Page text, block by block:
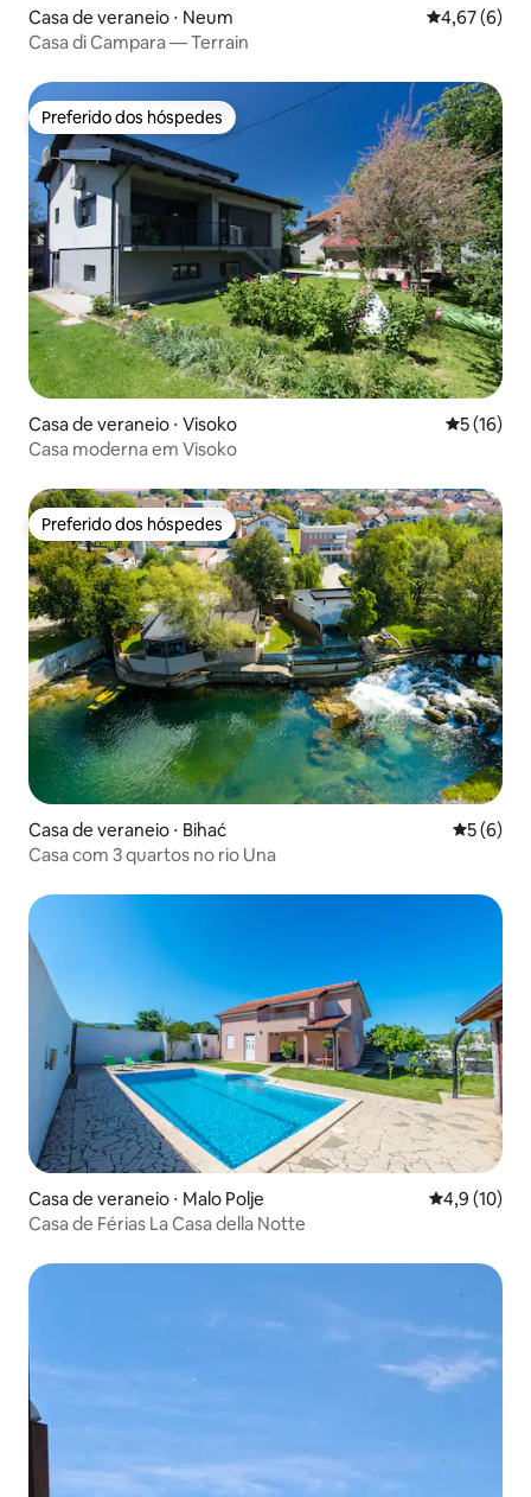
Casa de veraneio ⋅ Neum 4,67 de uma
4,67 (6)
Casa di Campara — Terrain
Preferido dos hóspedes
Preferido dos hóspedes
Casa de veraneio ⋅ Visoko 5 de uma
5 (16)
Casa moderna em Visoko
Preferido dos hóspedes
Preferido dos hóspedes
Casa de veraneio ⋅ Bihać 5 de
5 (6)
Casa com 3 quartos no rio Una
Casa de veraneio ⋅ Malo Polje 4,9 de uma
4,9 (10)
Casa de Férias La Casa della Notte